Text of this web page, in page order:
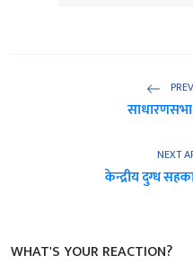
साधारणसभा
NEXT
केन्द्रीय दुग्ध
WHAT'S YOUR REACTION?